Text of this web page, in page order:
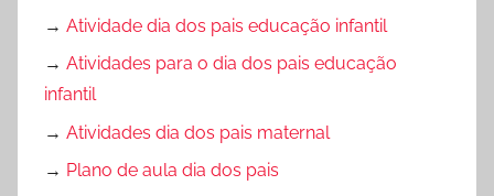
→ Atividade dia dos pais educação infantil
→ Atividades para o dia dos pais educação
infantil
→ Atividades dia dos pais maternal
→ Plano de aula dia dos pais